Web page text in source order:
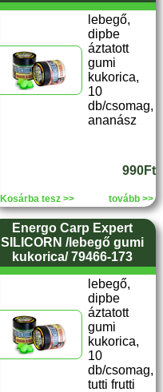
lebegő,
dipbe
áztatott
gumi
kukorica,
10
db/csomag,
ananász
990Ft
Kosárba tesz >> tovább >>
Energo Carp Expert
SILICORN /lebegő gumi
kukorica/ 79466-173
lebegő,
dipbe
áztatott
gumi
kukorica,
10
db/csomag,
tutti frutti